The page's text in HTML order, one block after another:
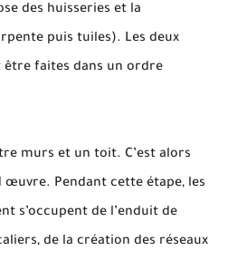
des huisseries et la
puis tuiles). Les deux
être faites dans un ordre
murs et un toit. C’est alors
œuvre. Pendant cette étape, les
s’occupent de l’enduit de
de la création des réseaux